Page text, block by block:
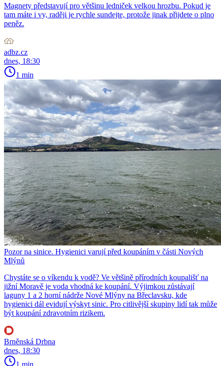
Magnety představují pro většinu ledniček velkou hrozbu. Pokud je
tam máte i vy, raději je rychle sundejte, protože jinak přijdete o plno
peněz.
adbz.cz
dnes, 18:30
1 min
Pozor na sinice. Hygienici varují před koupáním v části Nových
Mlýnů
Chystáte se o víkendu k vodě? Ve většině přírodních koupališť na
jižní Moravě je voda vhodná ke koupání. Výjimkou zůstávají
laguny 1 a 2 horní nádrže Nové Mlýny na Břeclavsku, kde
hygienici dál evidují výskyt sinic. Pro citlivější skupiny lidí tak může
být koupání zdravotním rizikem.
Brněnská Drbna
dnes, 18:30
1 min